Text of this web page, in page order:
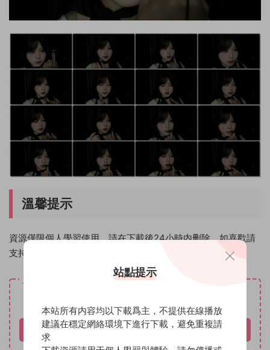
溫馨提示
資源僅限個人學習使用，請在下載後24小時内删除。如喜歡請
支持原創作者！
資源下載
立即購買
站點提示
本站所有内容均以下載爲主，不提供在線播放
建議在穩定網絡環境下進行下載，避免重複請
求